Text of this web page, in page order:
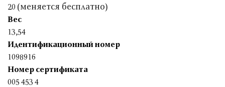
20 (меняется бесплатно)
Вес
13,54
Идентификационный номер
1098916
Номер сертификата
005 453 4